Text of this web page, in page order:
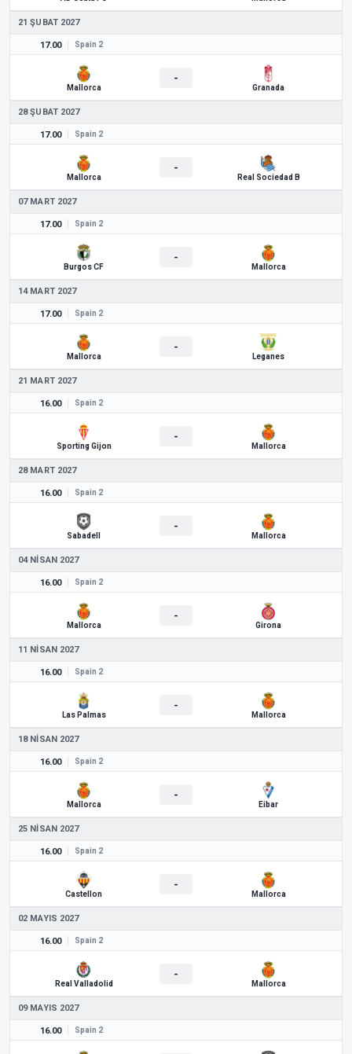
21 ŞUBAT 2027
17.00 Spain 2
Mallorca
-
Granada
28 ŞUBAT 2027
17.00 Spain 2
Mallorca
-
Real Sociedad B
07 MART 2027
17.00 Spain 2
Burgos CF
-
Mallorca
14 MART 2027
17.00 Spain 2
Mallorca
-
Leganes
21 MART 2027
16.00 Spain 2
Sporting Gijon
-
Mallorca
28 MART 2027
16.00 Spain 2
Sabadell
-
Mallorca
04 NISAN 2027
16.00 Spain 2
Mallorca
-
Girona
11 NISAN 2027
16.00 Spain 2
Las Palmas
-
Mallorca
18 NISAN 2027
16.00 Spain 2
Mallorca
-
Eibar
25 NISAN 2027
16.00 Spain 2
Castellon
-
Mallorca
02 MAYIS 2027
16.00 Spain 2
Real Valladolid
-
Mallorca
09 MAYIS 2027
16.00 Spain 2